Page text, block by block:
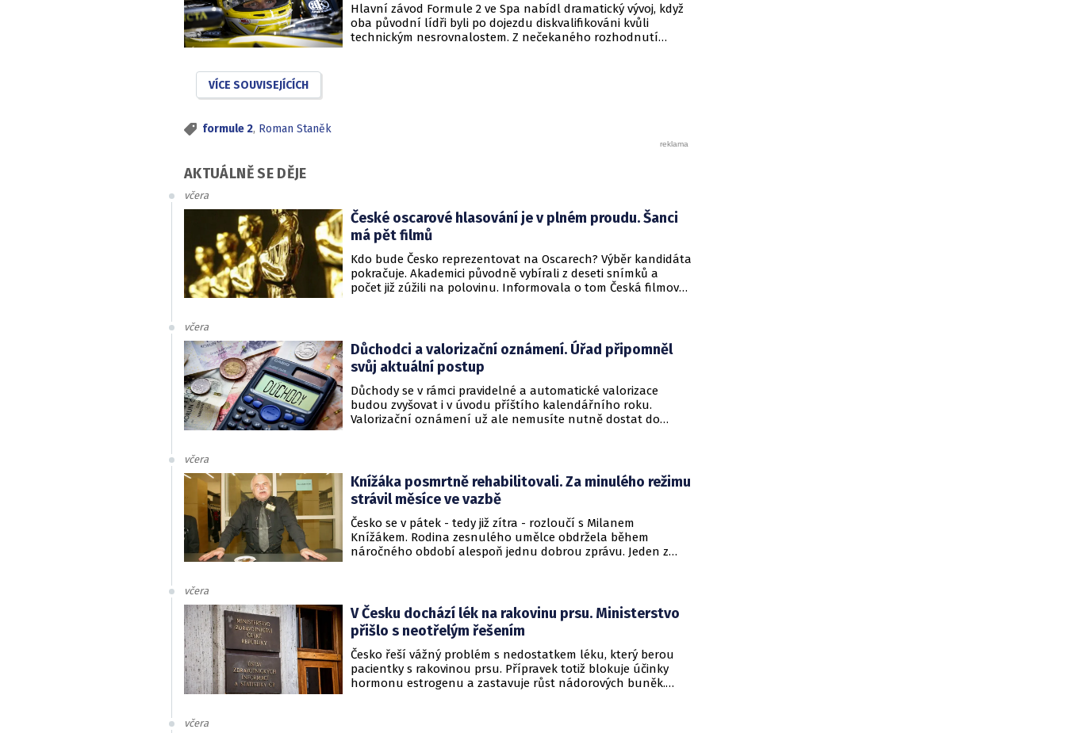
Hlavní závod Formule 2 ve Spa nabídl dramatický vývoj, když
oba původní lídři byli po dojezdu diskvalifikováni kvůli
technickým nesrovnalostem. Z nečekaného rozhodnutí
VÍCE SOUVISEJÍCÍCH
formule 2, Roman Staněk
AKTUÁLNĚ SE DĚJE
včera
České oscarové hlasování je v plném proudu. Šanci
má pět filmů
Kdo bude Česko reprezentovat na Oscarech? Výběr kandidáta
pokračuje. Akademici původně vybírali z deseti snímků a
počet již zúžili na polovinu. Informovala o tom Česká filmová
včera
Důchodci a valorizační oznámení. Úřad připomněl
svůj aktuální postup
Důchody se v rámci pravidelné a automatické valorizace
budou zvyšovat i v úvodu příštího kalendářního roku.
Valorizační oznámení už ale nemusíte nutně dostat do
včera
Knížáka posmrtně rehabilitovali. Za minulého režimu
strávil měsíce ve vazbě
Česko se v pátek - tedy již zítra - rozloučí s Milanem
Knížákem. Rodina zesnulého umělce obdržela během
náročného období alespoň jednu dobrou zprávu. Jeden z
včera
V Česku dochází lék na rakovinu prsu. Ministerstvo
přišlo s neotřelým řešením
Česko řeší vážný problém s nedostatkem léku, který berou
pacientky s rakovinou prsu. Přípravek totiž blokuje účinky
hormonu estrogenu a zastavuje růst nádorových buněk.
včera